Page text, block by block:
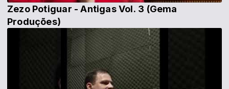
Zezo Potiguar - Antigas Vol. 3 (Gema
Produções)